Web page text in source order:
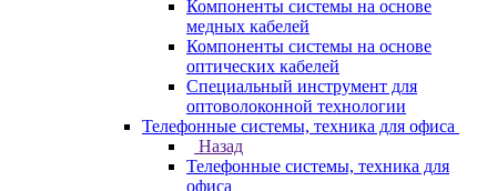
Компоненты системы на основе
медных кабелей
Компоненты системы на основе
оптических кабелей
Специальный инструмент для
оптоволоконной технологии
Телефонные системы, техника для офиса
Назад
Телефонные системы, техника для
офиса